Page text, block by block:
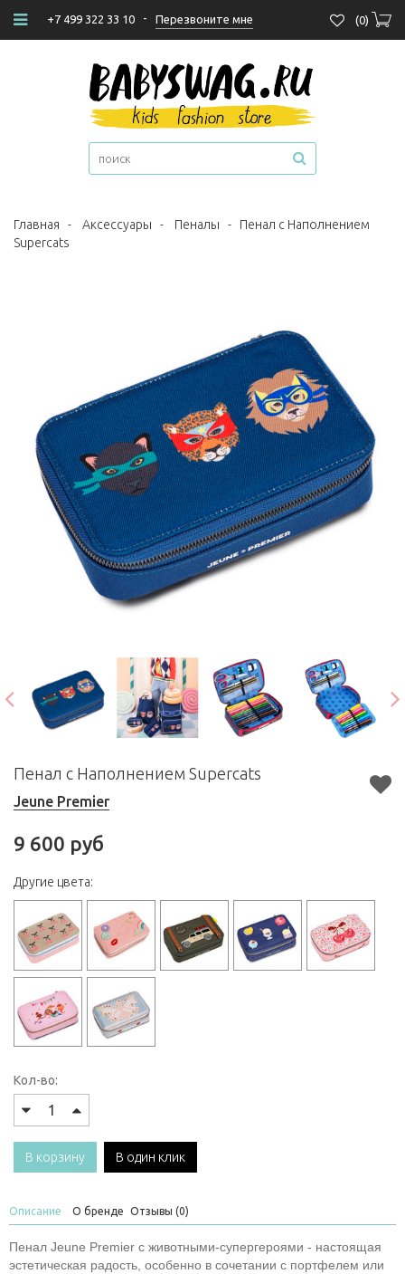
+7 499 322 33 10 - Перезвоните мне (0)
Главная - Аксессуары - Пеналы - Пенал с Наполнением
Supercats
Пенал с Наполнением Supercats
Jeune Premier
9 600 руб
Другие цвета:
Кол-во:
В корзину В один клик
Описание О бренде Отзывы (0)
Пенал Jeune Premier с животными-супергероями - настоящая
эстетическая радость, особенно в сочетании с портфелем или